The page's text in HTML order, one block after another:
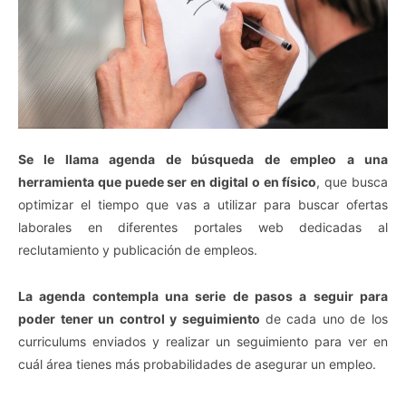
Se le llama agenda de búsqueda de empleo a una
herramienta que puede ser en digital o en físico, que busca
optimizar el tiempo que vas a utilizar para buscar ofertas
laborales en diferentes portales web dedicadas al
reclutamiento y publicación de empleos.
La agenda contempla una serie de pasos a seguir para
poder tener un control y seguimiento de cada uno de los
curriculums enviados y realizar un seguimiento para ver en
cuál área tienes más probabilidades de asegurar un empleo.